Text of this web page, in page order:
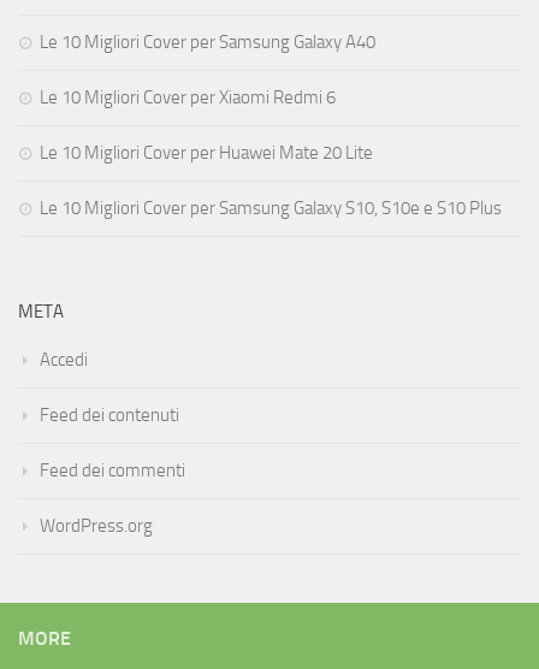
Le 10 Migliori Cover per Samsung Galaxy A40
Le 10 Migliori Cover per Xiaomi Redmi 6
Le 10 Migliori Cover per Huawei Mate 20 Lite
Le 10 Migliori Cover per Samsung Galaxy S10, S10e e S10 Plus
META
Accedi
Feed dei contenuti
Feed dei commenti
WordPress.org
MORE